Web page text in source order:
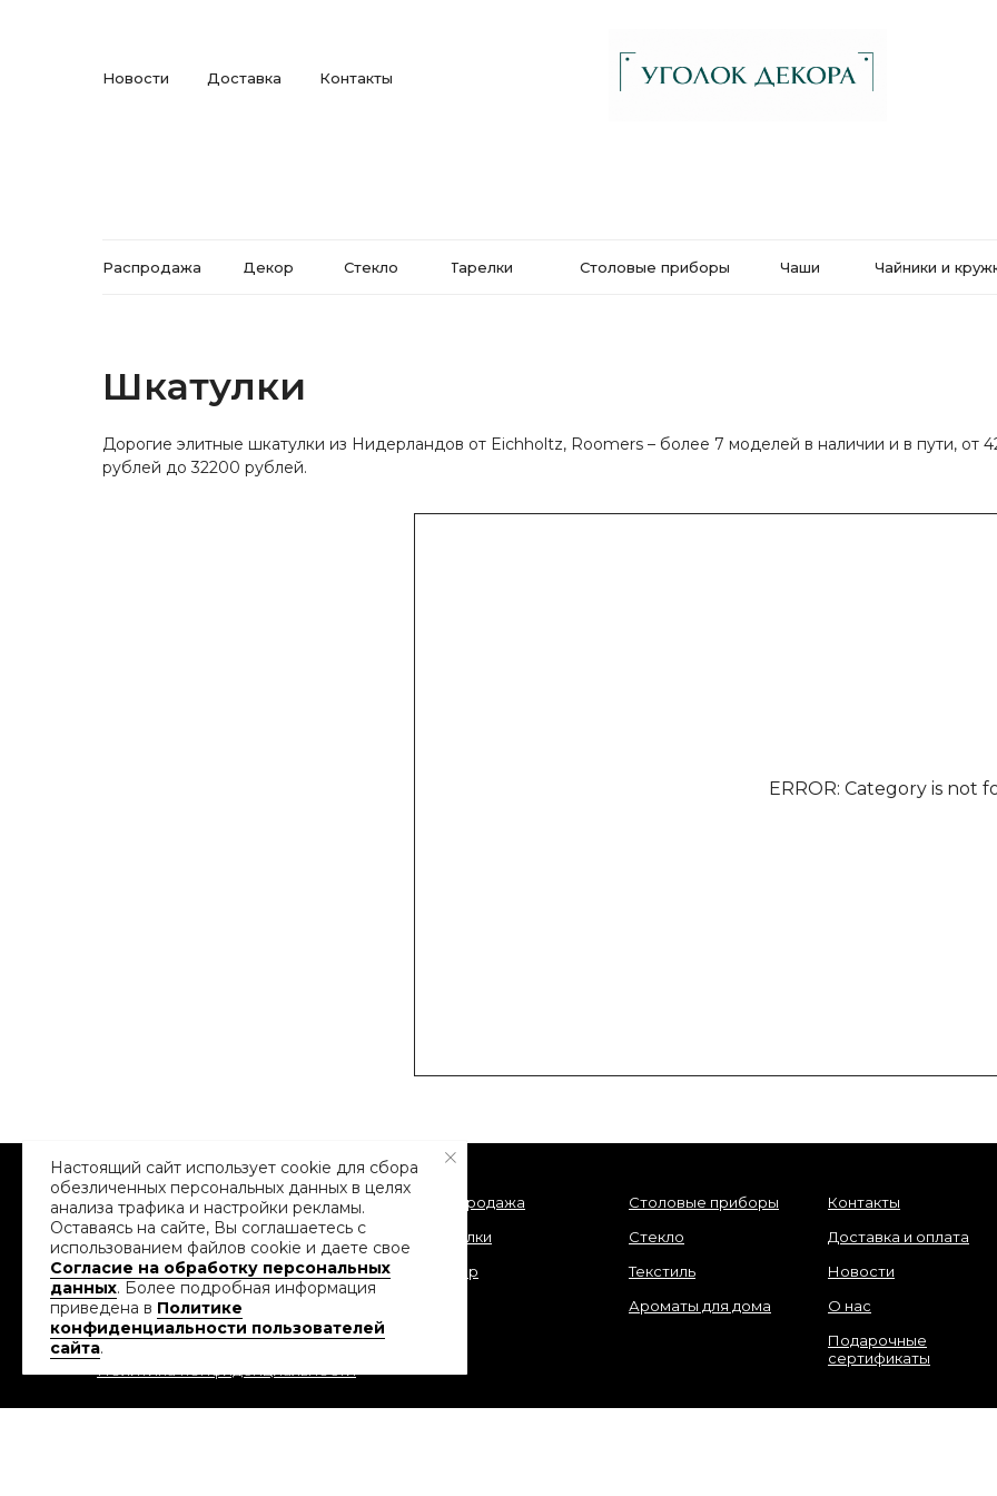
Новости Доставка Контакты
Распродажа Декор Чайники и
Столовые приборы
Стекло Тарелки Чаши
Шкатулки
Дорогие элитные шкатулки из Нидерландов от Eichholtz, Roomers – более 7 моделей в наличии и в пути, от
рублей до 32200 рублей.
ERROR: Category is not
«Меняйтесь вместе с нами и
декорируйте свой дом со вкусом!»
Политика конфиденциальности
Распродажа
Тарелки
Декор
Столовые приборы
Стекло
Текстиль
Ароматы для дома
Контакты
Доставка и оплата
Новости
О нас
Подарочные
сертификаты
Настоящий сайт использует cookie для сбора
обезличенных персональных данных в целях
анализа трафика и настройки рекламы.
Оставаясь на сайте, Вы соглашаетесь с
использованием файлов сookie и даете свое
Согласие на обработку персональных
данных. Более подробная информация
приведена в Политике
конфиденциальности пользователей
сайта.